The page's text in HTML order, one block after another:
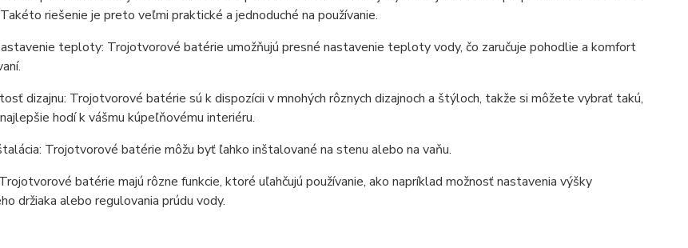
riešenie je preto veľmi praktické a jednoduché na používanie.
teploty: Trojotvorové batérie umožňujú presné nastavenie teploty vody, čo zaručuje pohodlie a komfort
dizajnu: Trojotvorové batérie sú k dispozícii v mnohých rôznych dizajnoch a štýloch, takže si môžete vybrať takú,
hodí k vášmu kúpeľňovému interiéru.
Trojotvorové batérie môžu byť ľahko inštalované na stenu alebo na vaňu.
batérie majú rôzne funkcie, ktoré uľahčujú používanie, ako napríklad možnosť nastavenia výšky
držiaka alebo regulovania prúdu vody.